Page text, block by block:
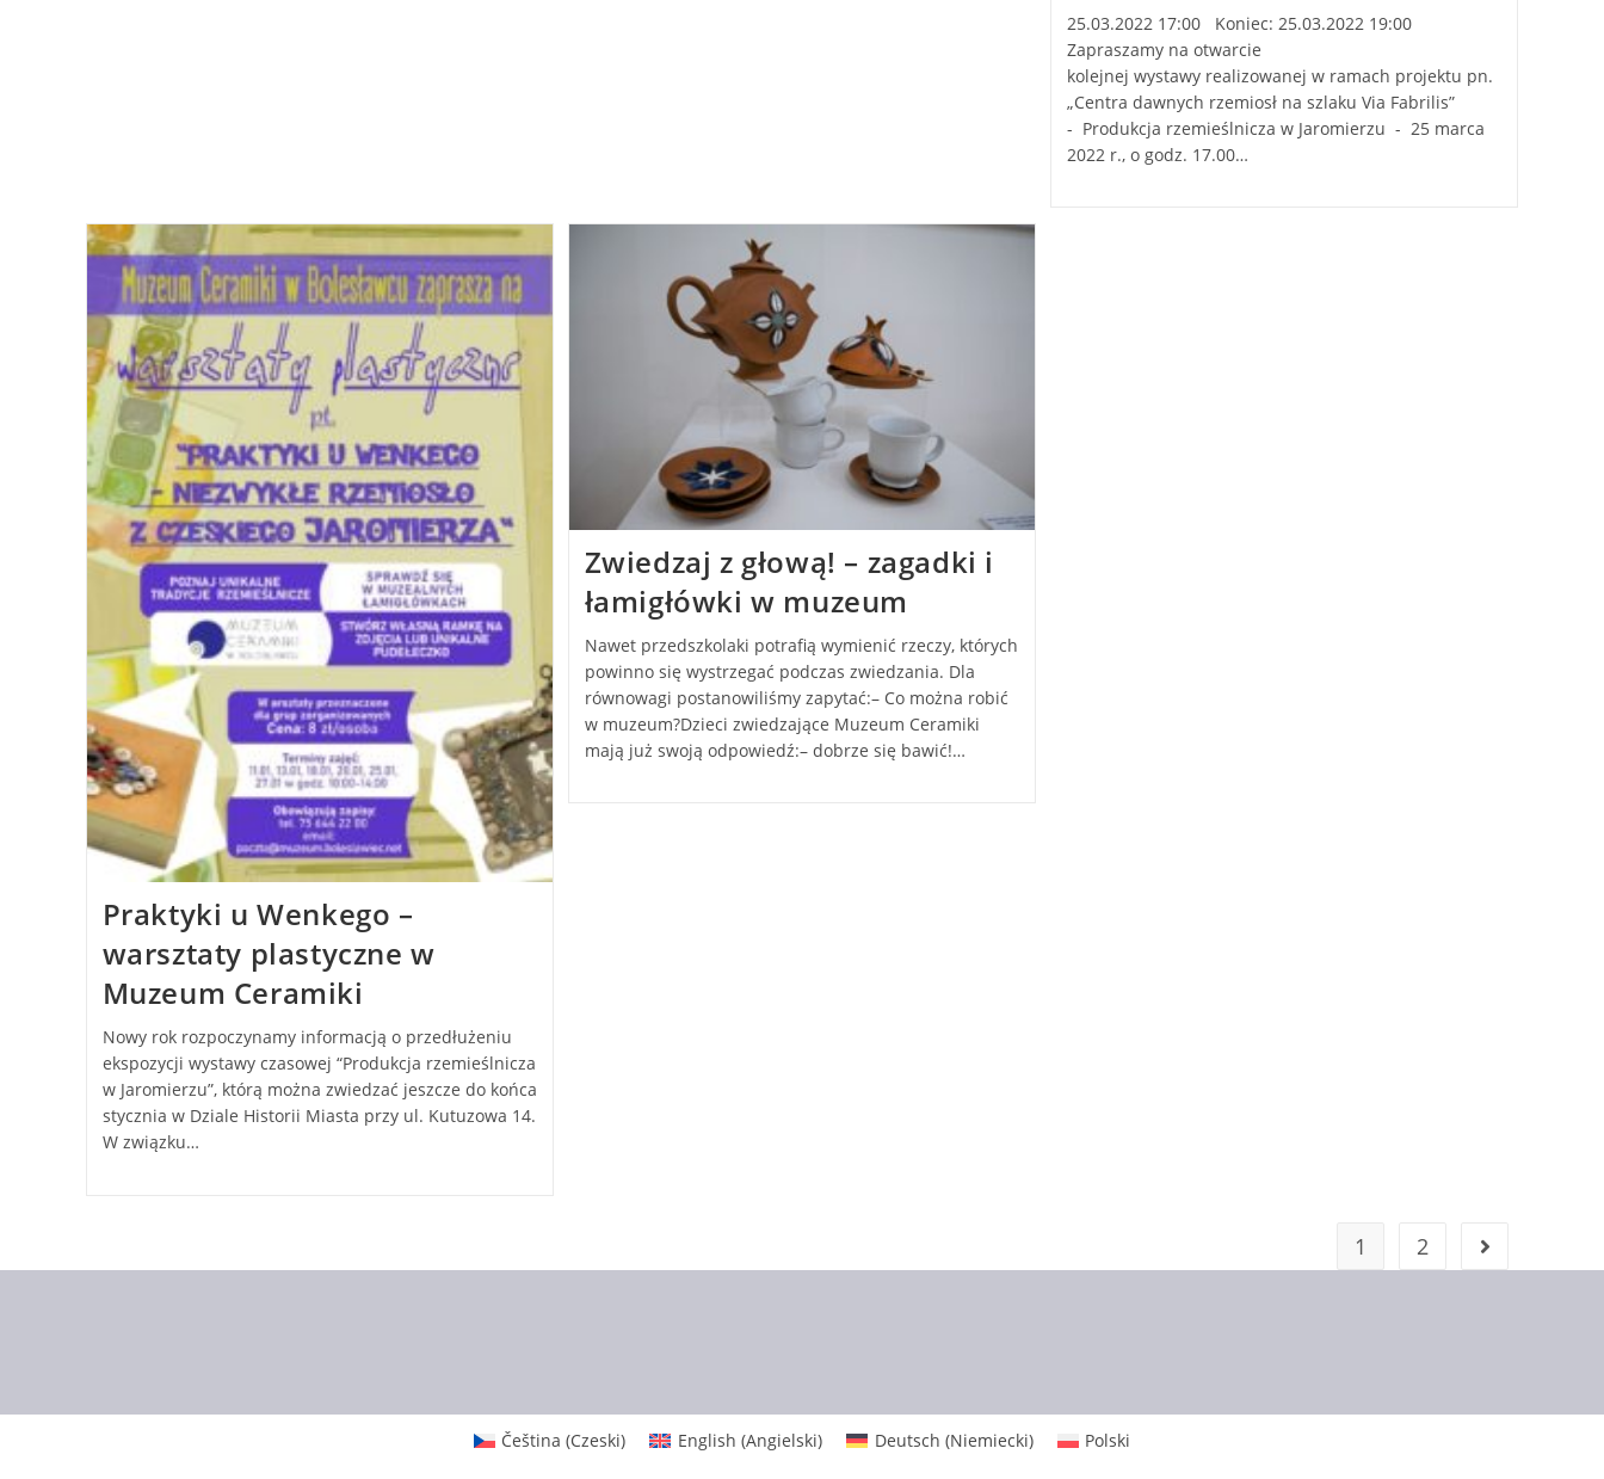
25.03.2022 17:00 Koniec: 25.03.2022 19:00
Zapraszamy na otwarcie
kolejnej wystawy realizowanej w ramach projektu pn.
„Centra dawnych rzemiosł na szlaku Via Fabrilis”
- Produkcja rzemieślnicza w Jaromierzu - 25 marca
2022 r., o godz. 17.00…
Praktyki u Wenkego –
warsztaty plastyczne w
Muzeum Ceramiki
Nowy rok rozpoczynamy informacją o przedłużeniu
ekspozycji wystawy czasowej “Produkcja rzemieślnicza
w Jaromierzu”, którą można zwiedzać jeszcze do końca
stycznia w Dziale Historii Miasta przy ul. Kutuzowa 14.
W związku…
Zwiedzaj z głową! – zagadki i
łamigłówki w muzeum
Nawet przedszkolaki potrafią wymienić rzeczy, których
powinno się wystrzegać podczas zwiedzania. Dla
równowagi postanowiliśmy zapytać:– Co można robić
w muzeum?Dzieci zwiedzające Muzeum Ceramiki
mają już swoją odpowiedź:– dobrze się bawić!…
1 2
Čeština (Czeski) English (Angielski) Deutsch (Niemiecki) Polski